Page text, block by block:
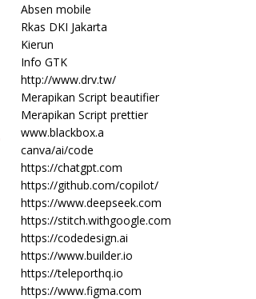
Absen mobile
Rkas DKI Jakarta
Kierun
Info GTK
http://www.drv.tw/
Merapikan Script beautifier
Merapikan Script prettier
www.blackbox.a
canva/ai/code
https://chatgpt.com
https://github.com/copilot/
https://www.deepseek.com
https://stitch.withgoogle.com
https://codedesign.ai
https://www.builder.io
https://teleporthq.io
https://www.figma.com